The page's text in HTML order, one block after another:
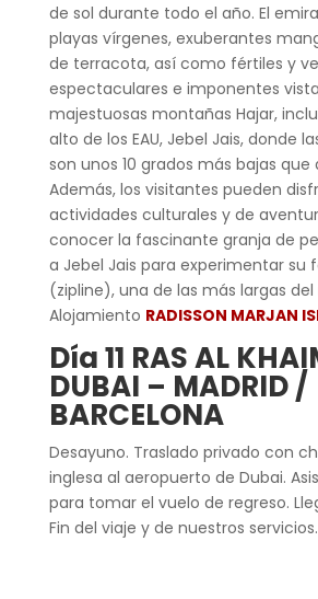
de sol durante todo el año. El
playas vírgenes, exuberantes
de terracota, así como fértiles y
espectaculares e imponentes
majestuosas montañas Hajar,
alto de los EAU, Jebel Jais, donde
son unos 10 grados más bajas que
Además, los visitantes pueden
actividades culturales y de
conocer la fascinante granja de
a Jebel Jais para experimentar su
(zipline), una de las más largas
Alojamiento RADISSON MARJAN
Día 11 RAS AL
DUBAI – MADRID /
BARCELONA
Desayuno. Traslado privado con
inglesa al aeropuerto de Dubai.
para tomar el vuelo de regreso.
Fin del viaje y de nuestros servicios.